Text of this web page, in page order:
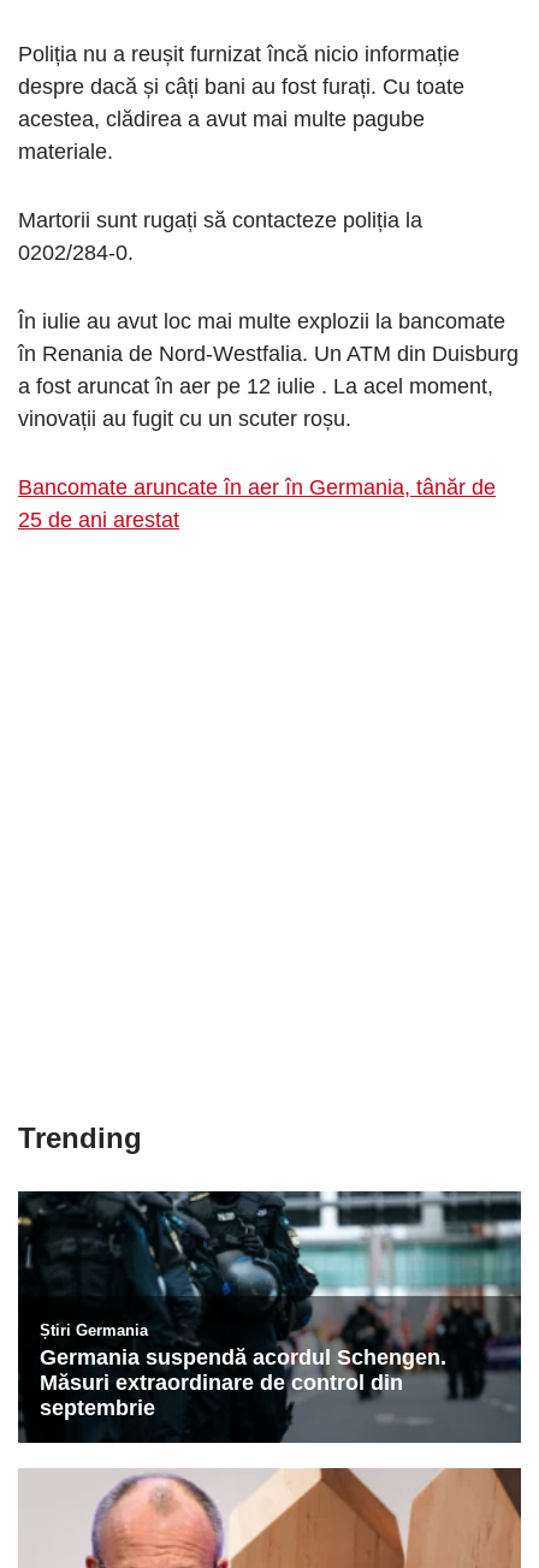
Poliția nu a reușit furnizat încă nicio informație
despre dacă și câți bani au fost furați. Cu toate
acestea, clădirea a avut mai multe pagube
materiale.
Martorii sunt rugați să contacteze poliția la
0202/284-0.
În iulie au avut loc mai multe explozii la bancomate
în Renania de Nord-Westfalia. Un ATM din Duisburg
a fost aruncat în aer pe 12 iulie . La acel moment,
vinovații au fugit cu un scuter roșu.
Bancomate aruncate în aer în Germania, tânăr de
25 de ani arestat
Trending